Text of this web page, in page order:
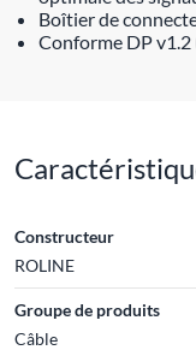
Boîtier de
Conforme DP v1.2
Constructeur
ROLINE
Groupe de produits
Câble